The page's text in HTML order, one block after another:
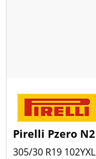
Pirelli Pzero N2
305/30 R19 102YXL